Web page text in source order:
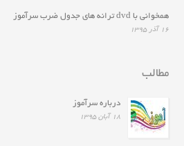
همخوانى با dvd ترانه هاى جدول ضرب سرآموز
۱۶ آذر ۱۳۹۵
مطالب
درباره سرآموز
۱۸ آبان ۱۳۹۵